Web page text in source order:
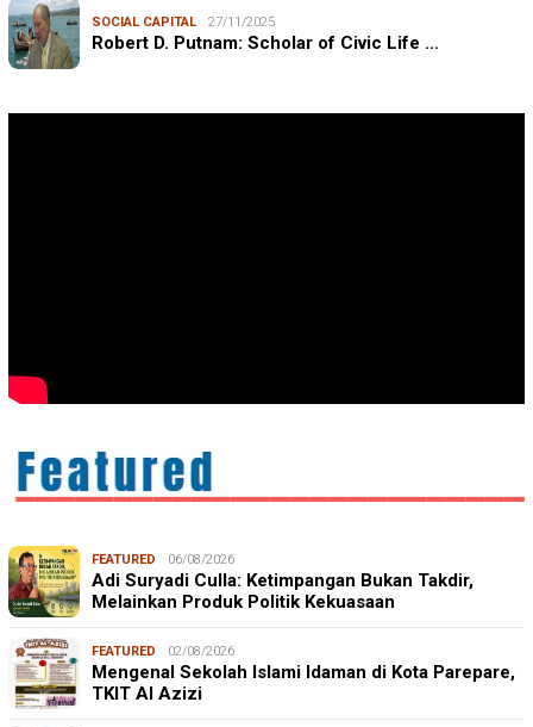
SOCIAL CAPITAL 27/11/2025
Robert D. Putnam: Scholar of Civic Life …
FEATURED 06/08/2026
Adi Suryadi Culla: Ketimpangan Bukan Takdir,
Melainkan Produk Politik Kekuasaan
FEATURED 02/08/2026
Mengenal Sekolah Islami Idaman di Kota Parepare,
TKIT Al Azizi